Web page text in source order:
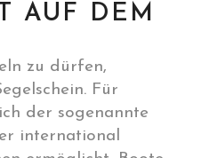
AUF DEM
zu dürfen,
Für
der sogenannte
international